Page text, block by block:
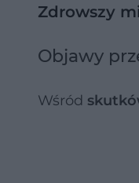
Zdrowszy
Objawy
Wśród